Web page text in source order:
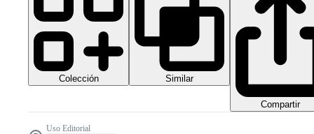
Colección Similar
Compartir
Uso Editorial